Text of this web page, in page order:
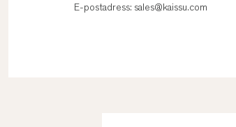
E-postadress: sales@kaissu.com